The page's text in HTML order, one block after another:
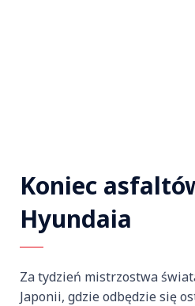
Koniec
Hyundaia
Za tydzień mistrzostwa
Japonii, gdzie odbędzie się